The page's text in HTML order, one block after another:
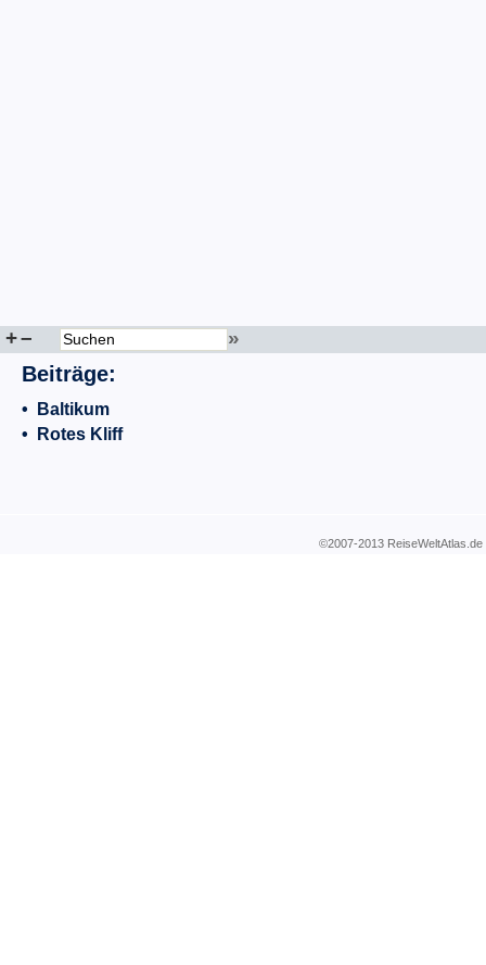
+– »
Beiträge:
•
Baltikum
•
Rotes Kliff
©2007-2013